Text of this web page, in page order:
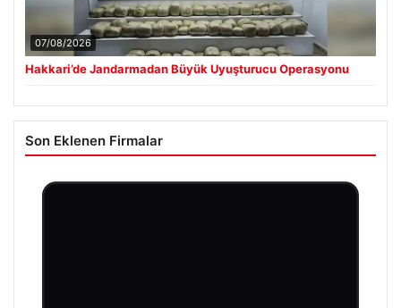
07/08/2026
Hakkari’de Jandarmadan Büyük Uyuşturucu Operasyonu
Son Eklenen Firmalar